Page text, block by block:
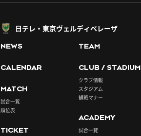
日テレ・東京ヴェルディベレーザ
NEWS
CALENDAR
MATCH
試合一覧
順位表
TICKET
TEAM
CLUB / STADIUM
クラブ情報
スタジアム
観戦マナー
ACADEMY
試合一覧